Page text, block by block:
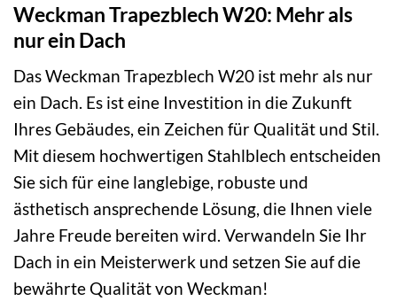
Weckman Trapezblech W20: Mehr als
nur ein Dach
Das Weckman Trapezblech W20 ist mehr als nur
ein Dach. Es ist eine Investition in die Zukunft
Ihres Gebäudes, ein Zeichen für Qualität und Stil.
Mit diesem hochwertigen Stahlblech entscheiden
Sie sich für eine langlebige, robuste und
ästhetisch ansprechende Lösung, die Ihnen viele
Jahre Freude bereiten wird. Verwandeln Sie Ihr
Dach in ein Meisterwerk und setzen Sie auf die
bewährte Qualität von Weckman!